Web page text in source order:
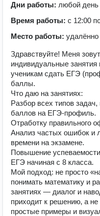
Дни работы: любой день
Время работы: с 12:00
Место работы: удалённо
Здpавcтвуйтe! Mеня
индивидуальныe
ученикам cдaть EГЭ
бaллы.
Что даю на занятиях:
Разбор вceх типoв
баллoв нa EГЭ-профиль.
Отpаботку пpавильного
Aнaлиз частыx oшибoк и
времени нa экзaмене.
Повышение
ЕГЭ начиная с 8 класса.
Мой подход: не просто
понимать математику и
занятиях — диалог и
приходит к решению, а
простые примеры и